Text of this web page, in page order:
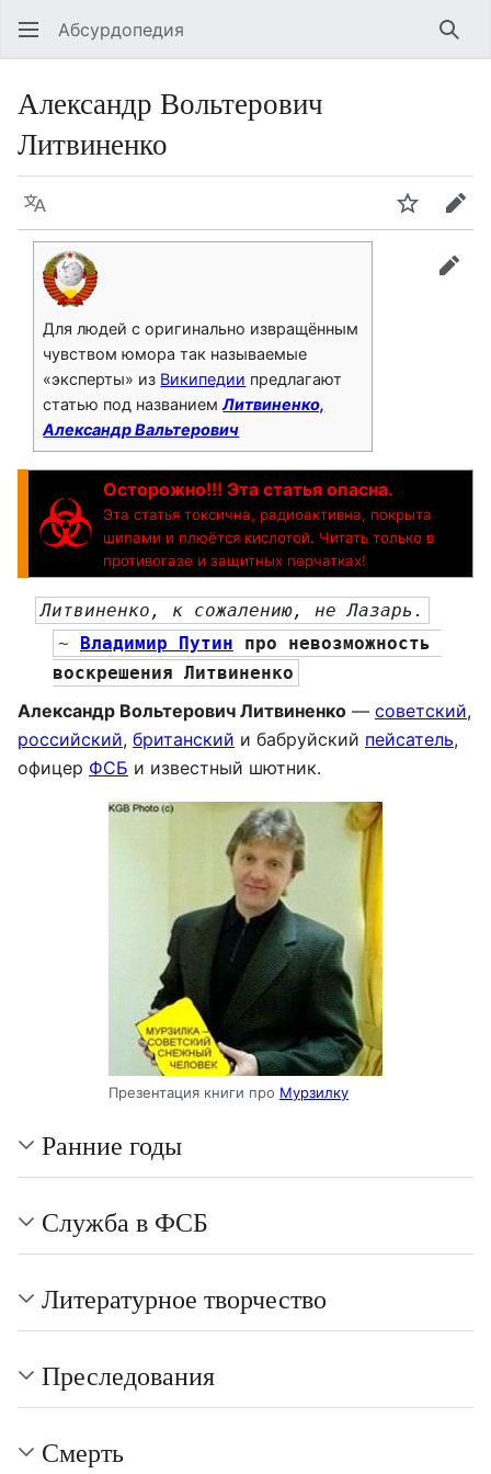
Абсурдопедия
Александр Вольтерович
Литвиненко
Язык
Для людей с оригинально извращённым
чувством юмора так называемые
«эксперты» из Википедии предлагают
статью под названиемЛитвиненко,
Александр Вальтерович
Осторожно!!! Эта статья опасна.
Эта статья токсична, радиоактивна, покрыта
шипами и плюётся кислотой. Читать только в
противогазе и защитных перчатках!
Литвиненко, к сожалению, не Лазарь.
~
Владимир Путин про невозможность
воскрешения Литвиненко
Александр Вольтерович Литвиненко — советский,
российский, британский и бабруйский пейсатель,
офицер ФСБ и известный шютник.
Презентация книги про Мурзилку
Ранние годы
Служба в ФСБ
Литературное творчество
Преследования
Смерть